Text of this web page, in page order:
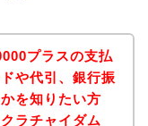
プラスの支払
や代引、銀行振
を知りたい方
ラチャイダム